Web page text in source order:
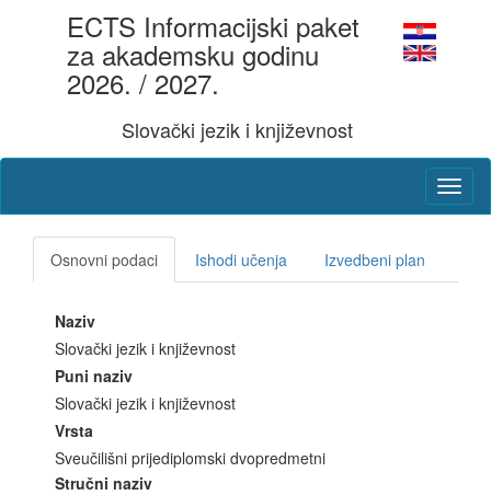
ECTS Informacijski paket
za akademsku godinu
2026. / 2027.
Slovački jezik i književnost
Osnovni podaci Ishodi učenja Izvedbeni plan
Naziv
Slovački jezik i književnost
Puni naziv
Slovački jezik i književnost
Vrsta
Sveučilišni prijediplomski dvopredmetni
Stručni naziv